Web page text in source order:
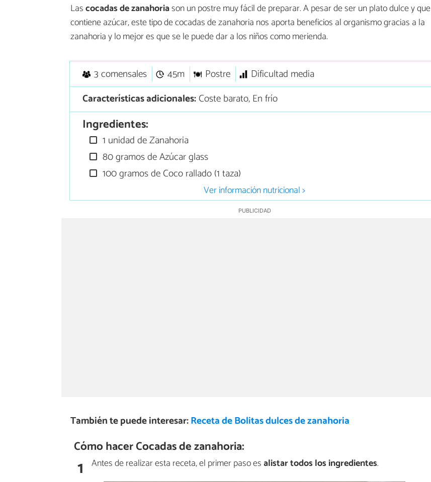
Lascocadas de zanahoriason un postre muy fácil de preparar. A pesar de ser un plato dulce y que
contiene azúcar, este tipo de cocadas de zanahoria nos aporta beneficios al organismo gracias a la
zanahoria y lo mejor es que se le puede dar a los niños como merienda.
3 comensales 45m Postre
Dificultad media
Características adicionales:Coste barato, En frío
Ingredientes:
1 unidad de Zanahoria
80 gramos de Azúcar glass
100 gramos de Coco rallado (1 taza)
Ver información nutricional >
También te puede interesar:Receta de Bolitas dulces de zanahoria
Cómo hacer Cocadas de zanahoria:
1 Antes de realizar esta receta, el primer paso esalistar todos los ingredientes.